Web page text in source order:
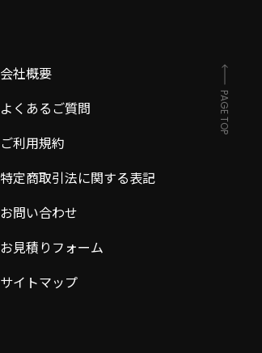
会社概要
よくあるご質問
ご利用規約
特定商取引法に関する表記
お問い合わせ
お見積りフォーム
サイトマップ
PAGE TOP